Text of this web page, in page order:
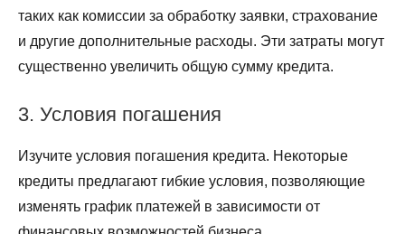
таких как комиссии за обработку заявки, страхование
и другие дополнительные расходы. Эти затраты могут
существенно увеличить общую сумму кредита.
3. Условия погашения
Изучите условия погашения кредита. Некоторые
кредиты предлагают гибкие условия, позволяющие
изменять график платежей в зависимости от